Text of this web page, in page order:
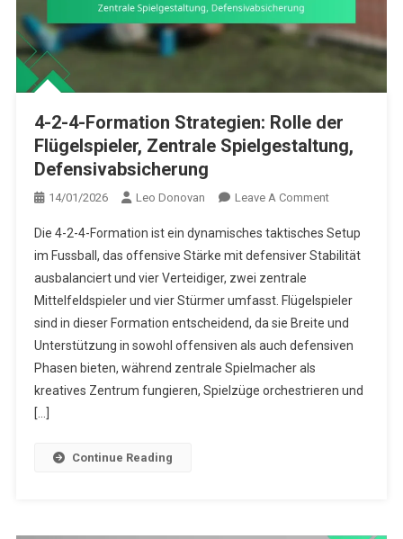
4-2-4-Formation Strategien: Rolle der
Flügelspieler, Zentrale Spielgestaltung,
Defensivabsicherung
14/01/2026 Leo Donovan Leave A CommentOn
2-
4-
Strategien:
Rolle
Der
Zentrale
Die 4-2-4-Formation ist ein dynamisches taktisches Setup
im Fussball, das offensive Stärke mit defensiver Stabilität
ausbalanciert und vier Verteidiger, zwei zentrale
Mittelfeldspieler und vier Stürmer umfasst. Flügelspieler
sind in dieser Formation entscheidend, da sie Breite und
Unterstützung in sowohl offensiven als auch defensiven
Phasen bieten, während zentrale Spielmacher als
kreatives Zentrum fungieren, Spielzüge orchestrieren und
[…]
Continue Reading